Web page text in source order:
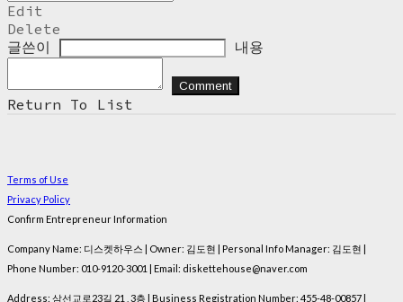
Edit
Delete
글쓴이
내용
Comment
Return To List
Terms of Use
Privacy Policy
Confirm Entrepreneur Information
Company Name: 디스켓하우스 | Owner: 김도현 | Personal Info Manager: 김도현 |
Phone Number: 010-9120-3001 | Email: diskettehouse@naver.com
Address: 삼선교로23길 21 , 3층 | Business Registration Number: 455-48-00857